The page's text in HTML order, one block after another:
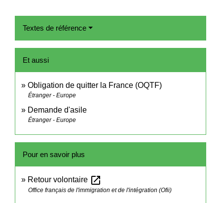
Textes de référence
Et aussi
Obligation de quitter la France (OQTF)
Étranger - Europe
Demande d'asile
Étranger - Europe
Pour en savoir plus
Retour volontaire open_in_new
Office français de l'immigration et de l'intégration (Ofii)